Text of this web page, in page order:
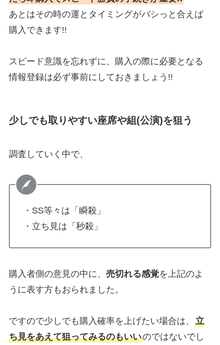
あとはその時の運とタイミングがバシっと合えば
購入できます!!
スピード意識を忘れずに、購入の際に必要となる
情報登録は必ず事前にしておきましょう!!
少しでも取りやすい座席や組(公演)を狙う
調査していく中で、
・SS等々は「瞬殺」
・立ち見は「秒殺」
購入者側の意見の中に、 売切れる感覚を上記のよ
うに表す方もおられました。
ですので少しでも購入確率を上げたい場合は、 立
ち見をあえて狙ってみるのもいいのではないでし